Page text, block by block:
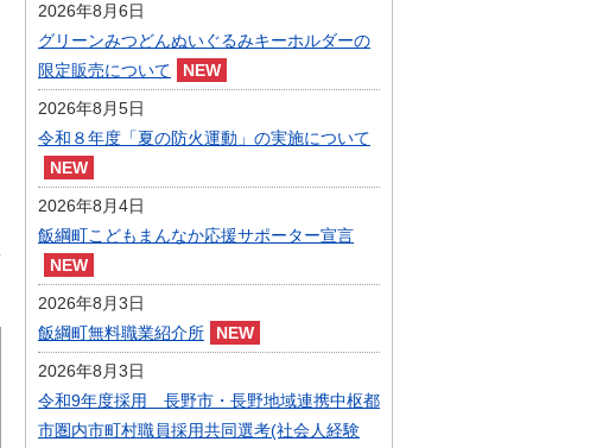
農林業振興
届出・証明・法
令・規制
企業の税金
入札・契約
指定管理者制度
人材募集
ふるさと納税
人事・職員募集
まちづくり
庁舎建設
2026年8月6日
グリーンみつどんぬいぐるみキーホルダーの
限定販売について
2026年8月5日
令和８年度「夏の防火運動」の実施について
2026年8月4日
飯綱町こどもまんなか応援サポーター宣言
2026年8月3日
飯綱町無料職業紹介所
2026年8月3日
令和9年度採用 長野市・長野地域連携中枢都
市圏内市町村職員採用共同選考(社会人経験